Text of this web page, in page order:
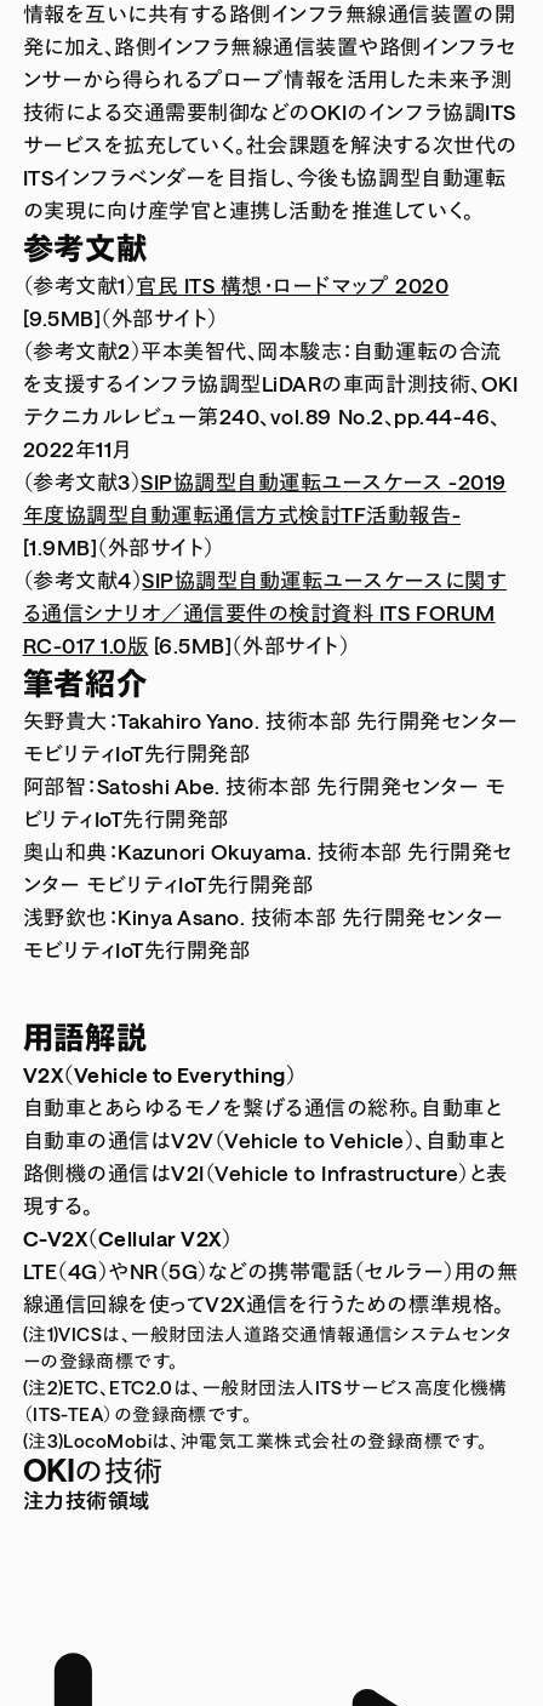
情報を互いに共有する路側インフラ無線通信装置の開
発に加え、路側インフラ無線通信装置や路側インフラセ
ンサーから得られるプローブ情報を活用した未来予測
技術による交通需要制御などのOKIのインフラ協調ITS
サービスを拡充していく。社会課題を解決する次世代の
ITSインフラベンダーを目指し、今後も協調型自動運転
の実現に向け産学官と連携し活動を推進していく。
参考文献
（参考文献1）官民 ITS 構想・ロードマップ 2020
[9.5MB]（外部サイト）
（参考文献2）平本美智代、岡本駿志：自動運転の合流
を支援するインフラ協調型LiDARの車両計測技術、OKI
テクニカルレビュー第240、vol.89 No.2、pp.44-46、
2022年11月
（参考文献3）SIP協調型自動運転ユースケース -2019
年度協調型自動運転通信方式検討TF活動報告-
[1.9MB]（外部サイト）
（参考文献4）SIP協調型自動運転ユースケースに関す
る通信シナリオ／通信要件の検討資料 ITS FORUM
RC-017 1.0版 [6.5MB]（外部サイト）
筆者紹介
矢野貴大：Takahiro Yano. 技術本部 先行開発センター
モビリティIoT先行開発部
阿部智：Satoshi Abe. 技術本部 先行開発センター モ
ビリティIoT先行開発部
奥山和典：Kazunori Okuyama. 技術本部 先行開発セ
ンター モビリティIoT先行開発部
浅野欽也：Kinya Asano. 技術本部 先行開発センター
モビリティIoT先行開発部
用語解説
V2X（Vehicle to Everything）
自動車とあらゆるモノを繋げる通信の総称。自動車と
自動車の通信はV2V（Vehicle to Vehicle）、自動車と
路側機の通信はV2I（Vehicle to Infrastructure）と表
現する。
C-V2X（Cellular V2X）
LTE（4G）やNR（5G）などの携帯電話（セルラー）用の無
線通信回線を使ってV2X通信を行うための標準規格。
(注1)VICSは、一般財団法人道路交通情報通信システムセンタ
ーの登録商標です。
(注2)ETC、ETC2.0は、一般財団法人ITSサービス高度化機構
（ITS-TEA）の登録商標です。
(注3)LocoMobiは、沖電気工業株式会社の登録商標です。
OKIの技術
注力技術領域